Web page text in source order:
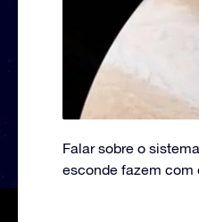
Falar sobre o
esconde fazem com